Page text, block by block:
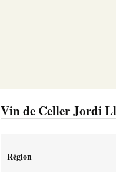
Vin de Celler Jordi
Région